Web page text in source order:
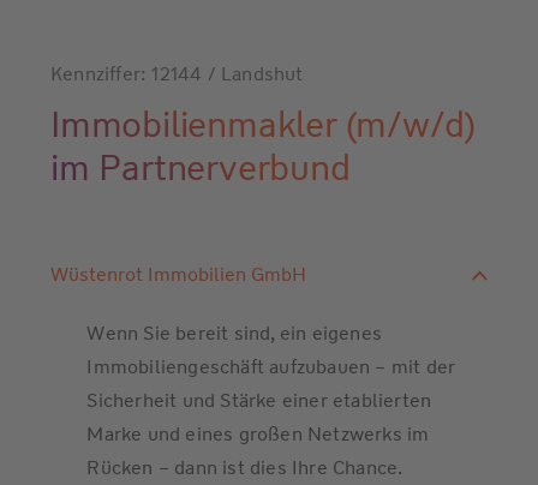
Kennziffer: 12144 / Landshut
Immobilienmakler (m/w/d)
im Partnerverbund
Wüstenrot Immobilien GmbH
Wenn Sie bereit sind, ein eigenes
Immobiliengeschäft aufzubauen – mit der
Sicherheit und Stärke einer etablierten
Marke und eines großen Netzwerks im
Rücken – dann ist dies Ihre Chance.